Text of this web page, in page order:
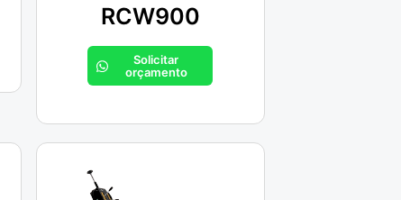
RCW900
Solicitar
orçamento